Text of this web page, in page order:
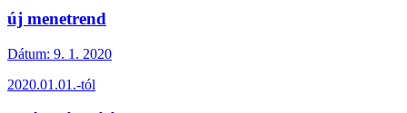
új menetrend
Dátum: 9. 1. 2020
2020.01.01.-tól